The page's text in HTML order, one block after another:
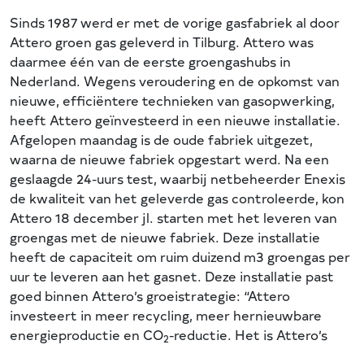
Sinds 1987 werd er met de vorige gasfabriek al door
Attero groen gas geleverd in Tilburg. Attero was
daarmee één van de eerste groengashubs in
Nederland. Wegens veroudering en de opkomst van
nieuwe, efficiëntere technieken van gasopwerking,
heeft Attero geïnvesteerd in een nieuwe installatie.
Afgelopen maandag is de oude fabriek uitgezet,
waarna de nieuwe fabriek opgestart werd. Na een
geslaagde 24-uurs test, waarbij netbeheerder Enexis
de kwaliteit van het geleverde gas controleerde, kon
Attero 18 december jl. starten met het leveren van
groengas met de nieuwe fabriek. Deze installatie
heeft de capaciteit om ruim duizend m3 groengas per
uur te leveren aan het gasnet. Deze installatie past
goed binnen Attero’s groeistrategie: “Attero
investeert in meer recycling, meer hernieuwbare
energieproductie en CO2-reductie. Het is Attero’s